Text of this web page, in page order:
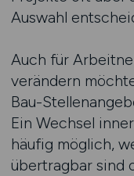
Auswahl
Auch für
verändern
Bau-
Ein Wechsel
häufig möglich,
übertragbar sind